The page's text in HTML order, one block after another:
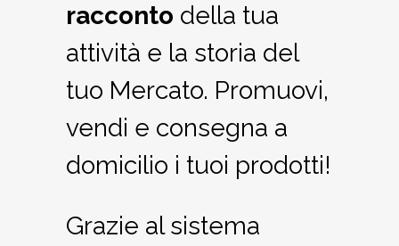
racconto della tua
attività e la storia del
tuo Mercato. Promuovi,
vendi e consegna a
domicilio i tuoi prodotti!
Grazie al sistema